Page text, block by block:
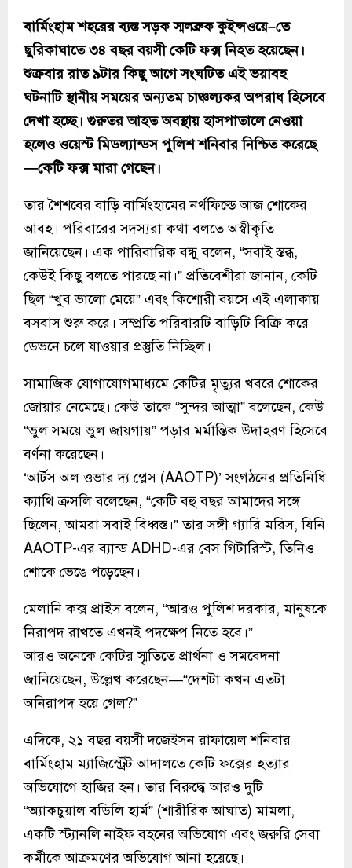
বার্মিংহাম শহরের ব্যস্ত সড়ক স্মলব্রুক কুইন্সওয়ে–তে
ছুরিকাঘাতে ৩৪ বছর বয়সী কেটি ফক্স নিহত হয়েছেন।
শুক্রবার রাত ৯টার কিছু আগে সংঘটিত এই ভয়াবহ
ঘটনাটি স্থানীয় সময়ের অন্যতম চাঞ্চল্যকর অপরাধ হিসেবে
দেখা হচ্ছে। গুরুতর আহত অবস্থায় হাসপাতালে নেওয়া
হলেও ওয়েস্ট মিডল্যান্ডস পুলিশ শনিবার নিশ্চিত করেছে
—কেটি ফক্স মারা গেছেন।
তার শৈশবের বাড়ি বার্মিংহামের নর্থফিল্ডে আজ শোকের
আবহ। পরিবারের সদস্যরা কথা বলতে অস্বীকৃতি
জানিয়েছেন। এক পারিবারিক বন্ধু বলেন, “সবাই স্তব্ধ,
কেউই কিছু বলতে পারছে না।” প্রতিবেশীরা জানান, কেটি
ছিল “খুব ভালো মেয়ে” এবং কিশোরী বয়সে এই এলাকায়
বসবাস শুরু করে। সম্প্রতি পরিবারটি বাড়িটি বিক্রি করে
ডেভনে চলে যাওয়ার প্রস্তুতি নিচ্ছিল।
সামাজিক যোগাযোগমাধ্যমে কেটির মৃত্যুর খবরে শোকের
জোয়ার নেমেছে। কেউ তাকে “সুন্দর আত্মা” বলেছেন, কেউ
“ভুল সময়ে ভুল জায়গায়” পড়ার মর্মান্তিক উদাহরণ হিসেবে
বর্ণনা করেছেন।
‘আর্টস অল ওভার দ্য প্লেস (AAOTP)’ সংগঠনের প্রতিনিধি
ক্যাথি ক্রসলি বলেছেন, “কেটি বহু বছর আমাদের সঙ্গে
ছিলেন, আমরা সবাই বিধ্বস্ত।” তার সঙ্গী গ্যারি মরিস, যিনি
AAOTP-এর ব্যান্ড ADHD-এর বেস গিটারিস্ট, তিনিও
শোকে ভেঙে পড়েছেন।
মেলানি কক্স প্রাইস বলেন, “আরও পুলিশ দরকার, মানুষকে
নিরাপদ রাখতে এখনই পদক্ষেপ নিতে হবে।”
আরও অনেকে কেটির স্মৃতিতে প্রার্থনা ও সমবেদনা
জানিয়েছেন, উল্লেখ করেছেন—“দেশটা কখন এতটা
অনিরাপদ হয়ে গেল?”
এদিকে, ২১ বছর বয়সী দজেইসন রাফায়েল শনিবার
বার্মিংহাম ম্যাজিস্ট্রেট আদালতে কেটি ফক্সের হত্যার
অভিযোগে হাজির হন। তার বিরুদ্ধে আরও দুটি
“অ্যাকচুয়াল বডিলি হার্ম” (শারীরিক আঘাত) মামলা,
একটি স্ট্যানলি নাইফ বহনের অভিযোগ এবং জরুরি সেবা
কর্মীকে আক্রমণের অভিযোগ আনা হয়েছে।